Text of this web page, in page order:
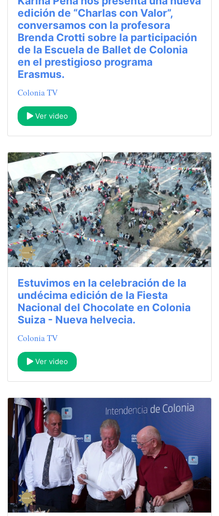
edición de “Charlas con Valor”,
conversamos con la profesora
Brenda Crotti sobre la participación
de la Escuela de Ballet de Colonia
en el prestigioso programa
Erasmus.
Colonia TV
Ver video
Estuvimos en la celebración de la
undécima edición de la Fiesta
Nacional del Chocolate en Colonia
Suiza - Nueva helvecia.
Colonia TV
Ver video